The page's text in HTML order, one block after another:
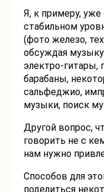
Я, к примеру, уже
стабильном
(фото железо,
обсуждая
электро-гитары,
барабаны,
сальфеджио,
музыки, поиск
Другой вопрос,
говорить не с
нам нужно
Способов для
поделиться